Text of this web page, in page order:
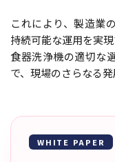
これにより、製造業
持続可能な運用を実現
食器洗浄機の適切な
で、現場のさらなる
WHITE PAPER